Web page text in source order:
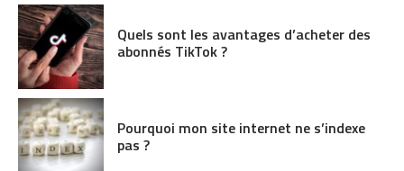
Quels sont les avantages d’acheter des
abonnés TikTok ?
Pourquoi mon site internet ne s’indexe
pas ?